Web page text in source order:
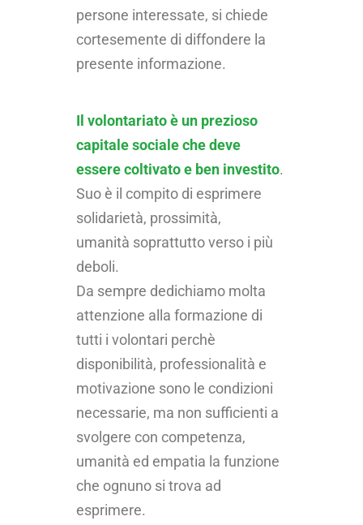
persone interessate, si chiede
cortesemente di diffondere la
presente informazione.
Il volontariato è un prezioso
capitale sociale che deve
essere coltivato e ben investito.
Suo è il compito di esprimere
solidarietà, prossimità,
umanità soprattutto verso i più
deboli.
Da sempre dedichiamo molta
attenzione alla formazione di
tutti i volontari perchè
disponibilità, professionalità e
motivazione sono le condizioni
necessarie, ma non sufficienti a
svolgere con competenza,
umanità ed empatia la funzione
che ognuno si trova ad
esprimere.